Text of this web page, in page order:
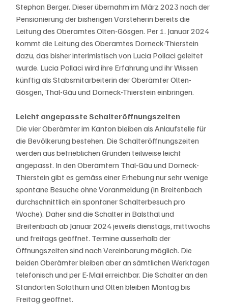
Stephan Berger. Dieser übernahm im März 2023 nach der
Pensionierung der bisherigen Vorsteherin bereits die
Leitung des Oberamtes Olten-Gösgen. Per 1. Januar 2024
kommt die Leitung des Oberamtes Dorneck-Thierstein
dazu, das bisher interimistisch von Lucia Pollaci geleitet
wurde. Lucia Pollaci wird ihre Erfahrung und ihr Wissen
künftig als Stabsmitarbeiterin der Oberämter Olten-
Gösgen, Thal-Gäu und Dorneck-Thierstein einbringen.
Leicht angepasste Schalteröffnungszeiten
Die vier Oberämter im Kanton bleiben als Anlaufstelle für
die Bevölkerung bestehen. Die Schalteröffnungszeiten
werden aus betrieblichen Gründen teilweise leicht
angepasst. In den Oberämtern Thal-Gäu und Dorneck-
Thierstein gibt es gemäss einer Erhebung nur sehr wenige
spontane Besuche ohne Voranmeldung (in Breitenbach
durchschnittlich ein spontaner Schalterbesuch pro
Woche). Daher sind die Schalter in Balsthal und
Breitenbach ab Januar 2024 jeweils dienstags, mittwochs
und freitags geöffnet. Termine ausserhalb der
Öffnungszeiten sind nach Vereinbarung möglich. Die
beiden Oberämter bleiben aber an sämtlichen Werktagen
telefonisch und per E-Mail erreichbar. Die Schalter an den
Standorten Solothurn und Olten bleiben Montag bis
Freitag geöffnet.